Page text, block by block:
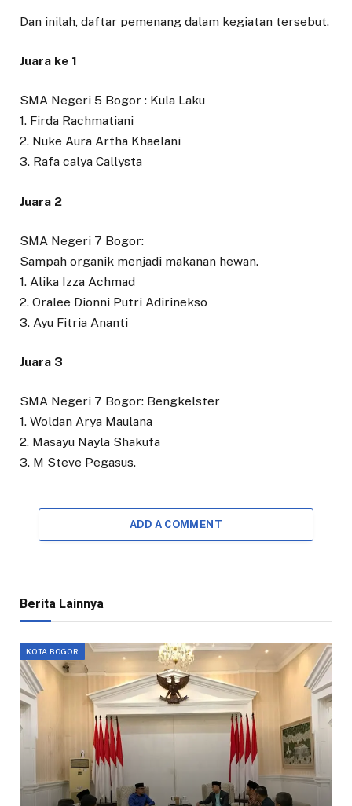
Dan inilah, daftar pemenang dalam kegiatan tersebut.
Juara ke 1
SMA Negeri 5 Bogor : Kula Laku
1. Firda Rachmatiani
2. Nuke Aura Artha Khaelani
3. Rafa calya Callysta
Juara 2
SMA Negeri 7 Bogor:
Sampah organik menjadi makanan hewan.
1. Alika Izza Achmad
2. Oralee Dionni Putri Adirinekso
3. Ayu Fitria Ananti
Juara 3
SMA Negeri 7 Bogor: Bengkelster
1. Woldan Arya Maulana
2. Masayu Nayla Shakufa
3. M Steve Pegasus.
ADD A COMMENT
Berita Lainnya
KOTA BOGOR